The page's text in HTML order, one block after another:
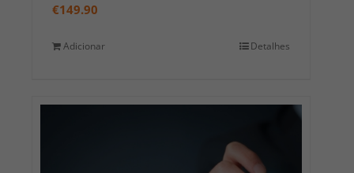
€149.90
Adicionar Detalhes